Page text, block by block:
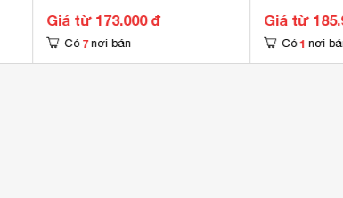
Giá từ 173.000 đ
Có 7 nơi bán
Giá từ
Có 1 nơi